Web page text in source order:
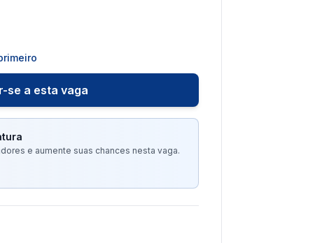
se a esta vaga
e aumente suas chances nesta vaga.